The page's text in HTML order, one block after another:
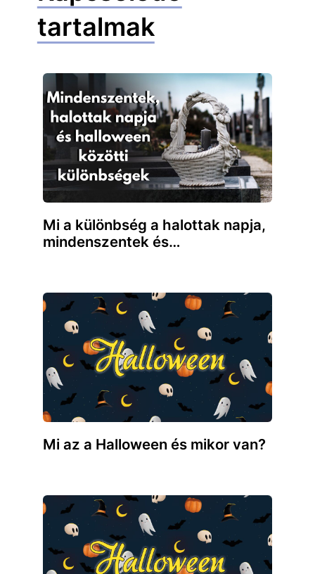
tartalmak
Mi a különbség a halottak napja,
mindenszentek és…
Mi az a Halloween és mikor van?